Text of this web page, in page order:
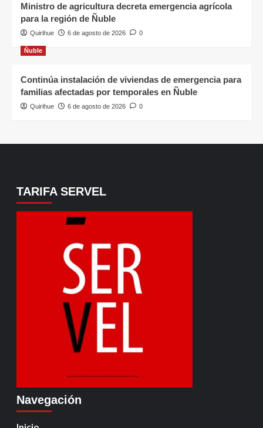
Ministro de agricultura decreta emergencia agrícola
para la región de Ñuble
Quirihue 6 de agosto de 2026 0
Ñuble
Continúa instalación de viviendas de emergencia para
familias afectadas por temporales en Ñuble
Quirihue 6 de agosto de 2026 0
TARIFA SERVEL
Navegación